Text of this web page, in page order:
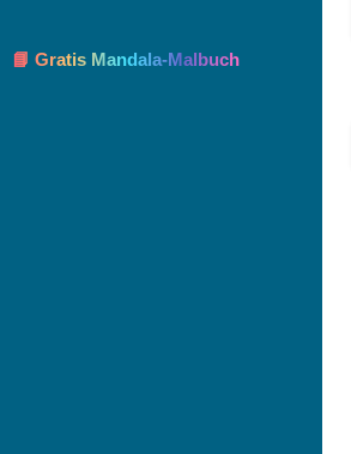
📘 Gratis Mandala-Malbuch